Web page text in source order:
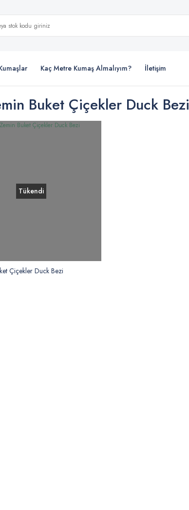
Kaç Metre Kumaş Almalıyım? İletişim
Buket Çiçekler Duck Bezi
Tükendi
Çiçekler Duck Bezi